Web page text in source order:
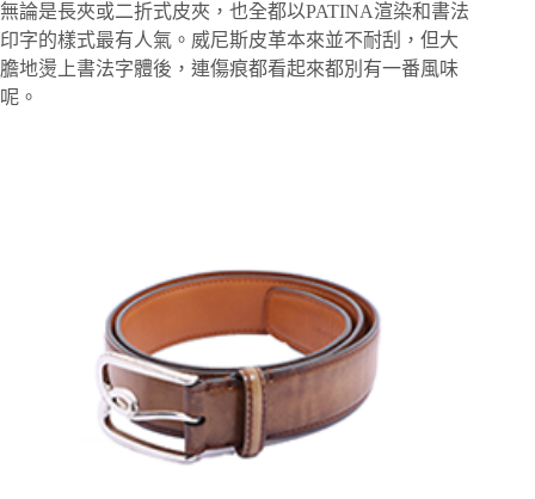
無論是長夾或二折式皮夾，也全都以PATINA渲染和書法
印字的樣式最有人氣。威尼斯皮革本來並不耐刮，但大
膽地燙上書法字體後，連傷痕都看起來都別有一番風味
呢。